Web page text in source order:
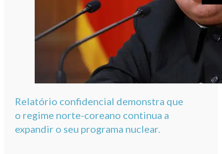
Relatório confidencial demonstra que
o regime norte-coreano continua a
expandir o seu programa nuclear.